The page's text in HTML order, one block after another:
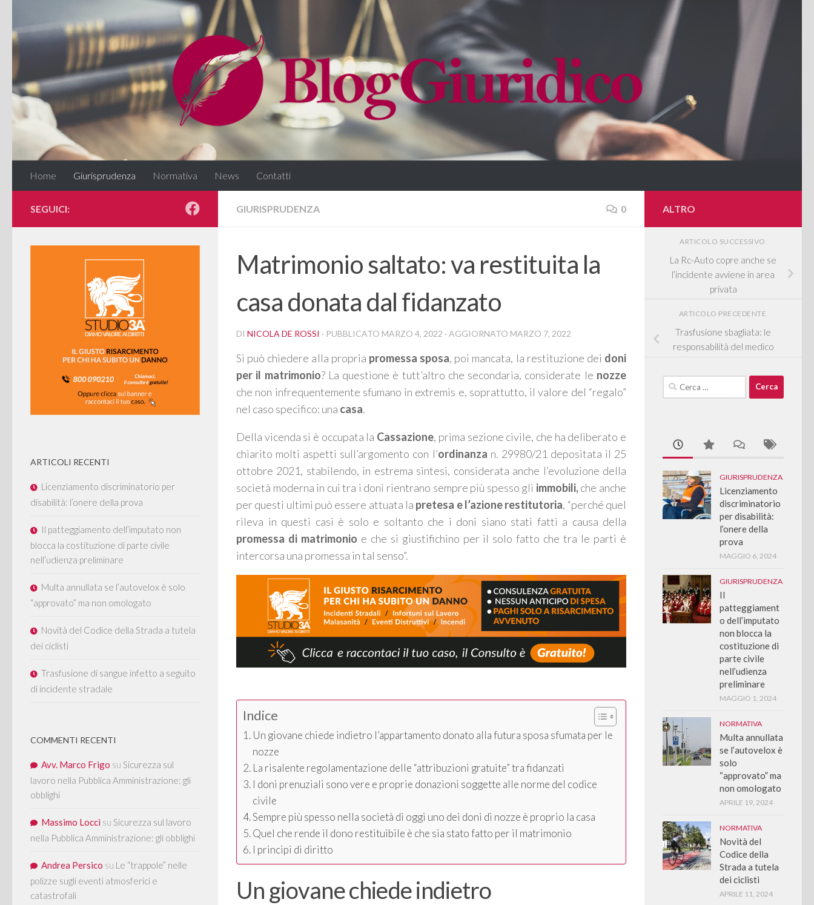
Salta al contenuto
Home Giurisprudenza Normativa News Contatti
GIURISPRUDENZA 0
Matrimonio saltato: va restituita la
casa donata dal fidanzato
DI NICOLA DE ROSSI · PUBBLICATO MARZO 4, 2022 · AGGIORNATO MARZO 7, 2022
Si può chiedere alla propria promessa sposa, poi mancata, la restituzione dei doni
per il matrimonio? La questione è tutt’altro che secondaria, considerate le nozze
che non infrequentemente sfumano in extremis e, soprattutto, il valore del “regalo”
nel caso specifico: una casa.
Della vicenda si è occupata la Cassazione, prima sezione civile, che ha deliberato e
chiarito molti aspetti sull’argomento con l’ordinanza n. 29980/21 depositata il 25
ottobre 2021, stabilendo, in estrema sintesi, considerata anche l’evoluzione della
società moderna in cui tra i doni rientrano sempre più spesso gli immobili,che anche
per questi ultimi può essere attuata la pretesa e l’azione restitutoria, “perché quel
rileva in questi casi è solo e soltanto che i doni siano stati fatti a causa della
promessa di matrimonio e che si giustifichino per il solo fatto che tra le parti è
intercorsa una promessa in tal senso”.
Indice
Un giovane chiede indietro l’appartamento donato alla futura sposa sfumata per le
nozze
La risalente regolamentazione delle “attribuzioni gratuite” tra fidanzati
I doni prenuziali sono vere e proprie donazioni soggette alle norme del codice
civile
Sempre più spesso nella società di oggi uno dei doni di nozze è proprio la casa
Quel che rende il dono restituibile è che sia stato fatto per il matrimonio
I principi di diritto
Un giovane chiede indietro
SEGUICI:
ARTICOLI RECENTI
Licenziamento discriminatorio per
disabilità: l’onere della prova
Il patteggiamento dell’imputato non
blocca la costituzione di parte civile
nell’udienza preliminare
Multa annullata se l’autovelox è solo
“approvato” ma non omologato
Novità del Codice della Strada a tutela
dei ciclisti
Trasfusione di sangue infetto a seguito
di incidente stradale
COMMENTI RECENTI
Avv. Marco Frigo su Sicurezza sul
lavoro nella Pubblica Amministrazione: gli
obblighi
Massimo Locci su Sicurezza sul lavoro
nella Pubblica Amministrazione: gli obblighi
Andrea Persico su Le “trappole” nelle
polizze sugli eventi atmosferici e
catastrofali
ALTRO
ARTICOLO SUCCESSIVO
La Rc-Auto copre anche se
l’incidente avviene in area
privata
ARTICOLO PRECEDENTE
Trasfusione sbagliata: le
responsabilità del medico
Ricerca
per:
GIURISPRUDENZA
Licenziamento
discriminatorio
per disabilità:
l’onere della
prova
MAGGIO 6, 2024
GIURISPRUDENZA
Il
patteggiament
o dell’imputato
non blocca la
costituzione di
parte civile
nell’udienza
preliminare
MAGGIO 1, 2024
NORMATIVA
Multa annullata
se l’autovelox è
solo
“approvato” ma
non omologato
APRILE 19, 2024
NORMATIVA
Novità del
Codice della
Strada a tutela
dei ciclisti
APRILE 11, 2024